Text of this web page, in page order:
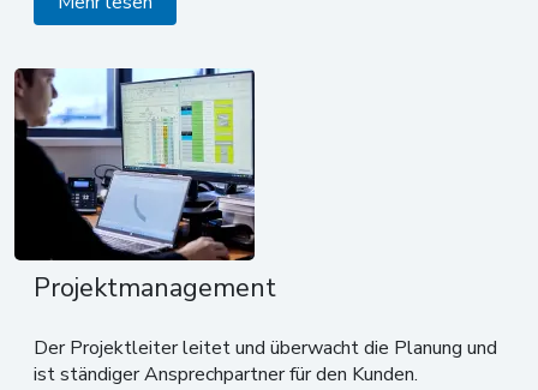
Projektmanagement
Der Projektleiter leitet und überwacht die Planung und
ist ständiger Ansprechpartner für den Kunden.